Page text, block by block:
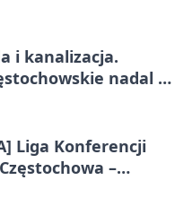
i kanalizacja.
nadal w
Liga Konferencji
–
eliminacji